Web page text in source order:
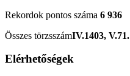
Rekordok pontos száma 6 936
Összes törzsszámIV.1403, V.71.
Elérhetőségek